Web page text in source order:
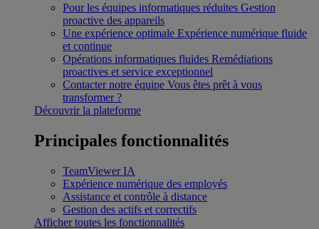
Pour les équipes informatiques réduites Gestion
proactive des appareils
Une expérience optimale Expérience numérique fluide
et continue
Opérations informatiques fluides Remédiations
proactives et service exceptionnel
Contacter notre équipe Vous êtes prêt à vous
transformer ?
Découvrir la plateforme
Principales fonctionnalités
TeamViewer IA
Expérience numérique des employés
Assistance et contrôle à distance
Gestion des actifs et correctifs
Afficher toutes les fonctionnalités